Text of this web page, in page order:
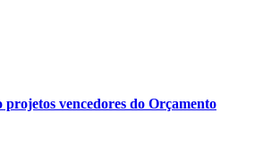
vencedores do Orçamento